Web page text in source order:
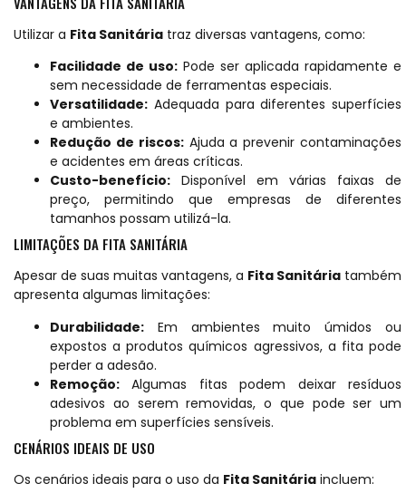
Utilizar a Fita Sanitária traz diversas vantagens, como:
Facilidade de uso: Pode ser aplicada rapidamente e
sem necessidade de ferramentas especiais.
Versatilidade: Adequada para diferentes superfícies
e ambientes.
Redução de riscos:Ajuda a prevenir contaminações
e acidentes em áreas críticas.
Custo-benefício: Disponível em várias faixas de
preço, permitindo que empresas de diferentes
tamanhos possam utilizá-la.
LIMITAÇÕES DA FITA SANITÁRIA
Apesar de suas muitas vantagens, a Fita Sanitária também
apresenta algumas limitações:
Durabilidade: Em ambientes muito úmidos ou
expostos a produtos químicos agressivos, a fita pode
perder a adesão.
Remoção: Algumas fitas podem deixar resíduos
adesivos ao serem removidas, o que pode ser um
problema em superfícies sensíveis.
CENÁRIOS IDEAIS DE USO
Os cenários ideais para o uso da Fita Sanitária incluem: